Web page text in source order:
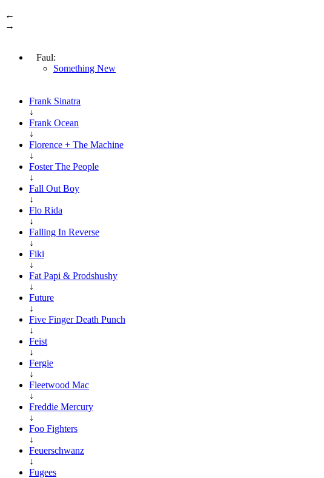
←
→
Faul:
Something New
Frank Sinatra
↓
Frank Ocean
↓
Florence + The Machine
↓
Foster The People
↓
Fall Out Boy
↓
Flo Rida
↓
Falling In Reverse
↓
Fiki
↓
Fat Papi & Prodshushy
↓
Future
↓
Five Finger Death Punch
↓
Feist
↓
Fergie
↓
Fleetwood Mac
↓
Freddie Mercury
↓
Foo Fighters
↓
Feuerschwanz
↓
Fugees